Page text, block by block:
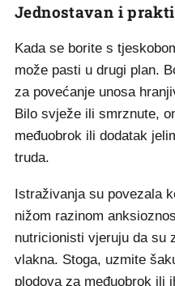
Jednostavan i
Kada se borite s
može pasti u drugi plan.
za povećanje unosa
Bilo svježe ili smrznute,
međuobrok ili dodatak
truda.
Istraživanja su povezala
nižom razinom
nutricionisti vjeruju da su
vlakna. Stoga, uzmite
plodova za međuobrok ili